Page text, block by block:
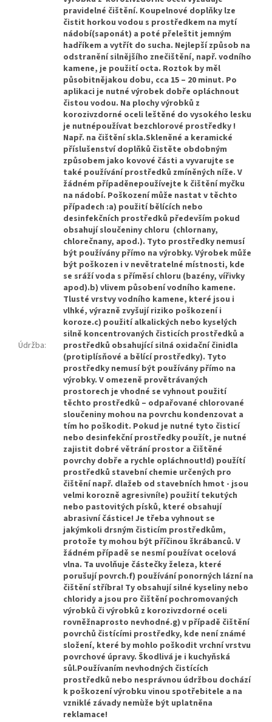
Údržba:
pravidelné čištění. Koupelnové doplňky lze
čistit horkou vodou s prostředkem na mytí
nádobí(saponát) a poté přeleštit jemným
hadříkem a vytřít do sucha. Nejlepší způsob na
odstranění silnějšího znečištění, např. vodního
kamene, je použití octa. Roztok by měl
působitnějakou dobu, cca 15 – 20 minut. Po
aplikaci je nutné výrobek dobře opláchnout
čistou vodou. Na plochy výrobků z
korozivzdorné oceli leštěné do vysokého lesku
je nutnépoužívat bezchlorové prostředky !
Např. na čištění skla.Skleněné a keramické
příslušenství doplňků čistěte obdobným
způsobem jako kovové části a vyvarujte se
také používání prostředků zmíněných níže. V
žádném případěnepoužívejte k čištění myčku
na nádobí. Poškození může nastat v těchto
případech :a) použití bělících nebo
desinfekčních prostředků především pokud
obsahují sloučeniny chloru (chlornany,
chlorečnany, apod.). Tyto prostředky nemusí
být používány přímo na výrobky. Výrobek může
být poškozen i v nevětratelné místnosti, kde
se sráží voda s příměsí chloru (bazény, vířivky
apod).b) vlivem působení vodního kamene.
Tlusté vrstvy vodního kamene, které jsou i
vlhké, výrazně zvyšují riziko poškození i
koroze.c) použití alkalických nebo kyselých
silně koncentrovaných čisticích prostředků a
prostředků obsahující silná oxidační činidla
(protiplísňové a bělící prostředky). Tyto
prostředky nemusí být používány přímo na
výrobky. V omezeně provětrávaných
prostorech je vhodné se vyhnout použití
těchto prostředků – odpařované chlorované
sloučeniny mohou na povrchu kondenzovat a
tím ho poškodit. Pokud je nutné tyto čisticí
nebo desinfekční prostředky použít, je nutné
zajistit dobré větrání prostor a čištěné
povrchy dobře a rychle opláchnout!d) použítí
prostředků stavební chemie určených pro
čištění např. dlažeb od stavebních hmot - jsou
velmi korozně agresivní!e) použití tekutých
nebo pastovitých písků, které obsahují
abrasivní částice! Je třeba vyhnout se
jakýmkoli drsným čisticím prostředkům,
protože ty mohou být příčinou škrábanců. V
žádném případě se nesmí používat ocelová
vlna. Ta uvolňuje částečky železa, které
porušují povrch.f) používání ponorných lázní na
čištění stříbra! Ty obsahují silné kyseliny nebo
chloridy a jsou pro čištění pochromovaných
výrobků či výrobků z korozivzdorné oceli
rovněžnaprosto nevhodné.g) v případě čištění
povrchů čistícími prostředky, kde není známé
složení, které by mohlo poškodit vrchní vrstvu
povrchové úpravy. Škodlivá je i kuchyňská
sůl.Používaním nevhodných čistících
prostředků nebo nesprávnou údržbou dochází
k poškození výrobku vinou spotřebitele a na
vzniklé závady nemùže být uplatněna
reklamace!